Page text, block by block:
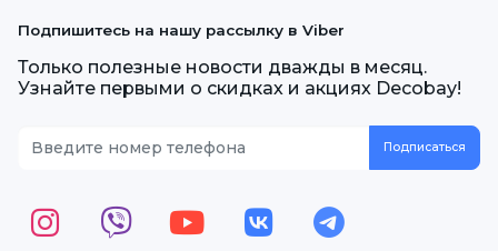
Подпишитесь на нашу рассылку в Viber
Только полезные новости дважды в месяц.
Узнайте первыми о скидках и акциях Decobay!